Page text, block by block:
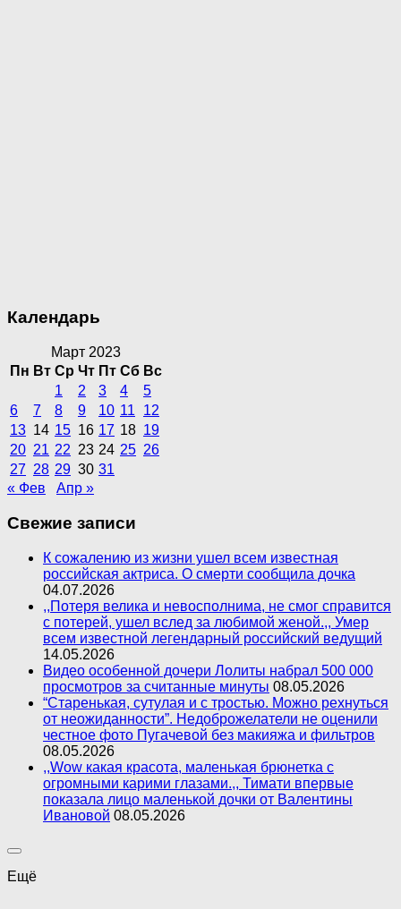
Календарь
Март 2023
Пн Вт Ср Чт Пт Сб Вс
1
2 3 4
5
6
7 8 9 10 11
12
13 14 15 16 17 18 19
20 21 22 23 24 25 26
27 28 29 30 31
« Фев
Апр »
Свежие записи
К сожалению из жизни ушел всем известная
российская актриса. О смерти сообщила дочка
04.07.2026
,,Потеря велика и невосполнима, не смог справится
с потерей, ушел вслед за любимой женой.,, Умер
всем известной легендарный российский ведущий
14.05.2026
Видео особенной дочери Лолиты набрал 500 000
просмотров за считанные минуты 08.05.2026
“Старенькая, сутулая и с тростью. Можно рехнуться
от неожиданности”. Недоброжелатели не оценили
честное фото Пугачевой без макияжа и фильтров
08.05.2026
,,Wow какая красота, маленькая брюнетка с
огромными карими глазами.,, Тимати впервые
показала лицо маленькой дочки от Валентины
Ивановой 08.05.2026
Ещё